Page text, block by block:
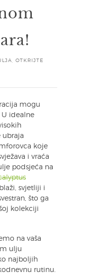
OTKRIJTE
mogu
idealne
ubraja
koje
i vraća
podsjeća na
svjetliji i
što ga
kolekciji
na vaša
ulju
najboljih
rutinu.